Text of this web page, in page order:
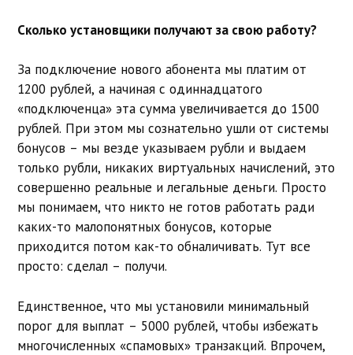
Сколько установщики получают за свою работу?
За подключение нового абонента мы платим от
1200 рублей, а начиная с одиннадцатого
«подключенца» эта сумма увеличивается до 1500
рублей. При этом мы сознательно ушли от системы
бонусов – мы везде указываем рубли и выдаем
только рубли, никаких виртуальных начислений, это
совершенно реальные и легальные деньги. Просто
мы понимаем, что никто не готов работать ради
каких-то малопонятных бонусов, которые
приходится потом как-то обналичивать. Тут все
просто: сделал – получи.
Единственное, что мы установили минимальный
порог для выплат – 5000 рублей, чтобы избежать
многочисленных «спамовых» транзакций. Впрочем,